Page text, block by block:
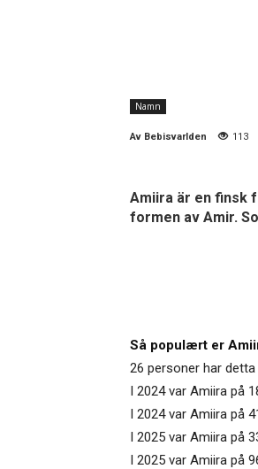
Namn
Av Bebisvarlden 113
Amiira är en finsk
formen av Amir.
Så populært er
26 personer har detta
I 2024 var Amiira på
I 2024 var Amiira på
I 2025 var Amiira på
I 2025 var Amiira på